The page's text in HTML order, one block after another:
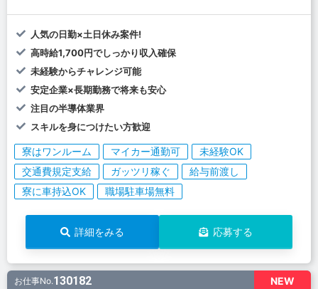
人気の日勤×土日休み案件!
高時給1,700円でしっかり収入確保
未経験からチャレンジ可能
安定企業×長期勤務で将来も安心
注目の半導体業界
スキルを身につけたい方歓迎
寮はワンルーム マイカー通勤可
未経験OK
交通費規定支給
ガッツリ稼ぐ
給与前渡し
寮に車持込OK
職場駐車場無料
詳細をみる 応募する
NEW
お仕事No.130182